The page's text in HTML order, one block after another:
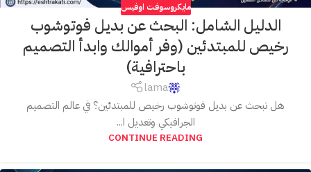
مايكروسوفت اوفيس
الدليل الشامل: البحث عن بديل فوتوشوب
رخيص للمبتدئين (وفر أموالك وابدأ التصميم
باحترافية)
lama
هل تبحث عن بديل فوتوشوب رخيص للمبتدئين؟ في عالم التصميم
الجرافيكي وتعديل ا...
CONTINUE READING